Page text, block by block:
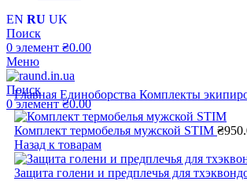
EN RU UK
Поиск
0 элемент ₴0.00
Меню
Поиск
0элемент ₴0.00
Главная Единоборства Комплекты
Комплект термобелья мужской STIM ₴
Назад к товарам
Защита голени и предплечья для